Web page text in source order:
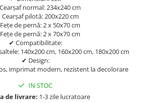
Cearșaf normal: 234x240 cm
Cearșaf pilotă: 200x220 cm
Fețe de pernă: 2 x 50x70 cm
Fețe de pernă: 2 x 70x70 cm
✔ Compatibilitate:
140x200 cm, 160x200 cm, 180x200 cm
✔ Design:
imprimat modern, rezistent la decolorare
IN STOC
de livrare: 1-3 zile lucratoare